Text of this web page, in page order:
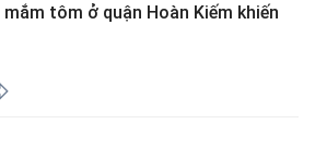
tôm ở quận Hoàn Kiếm khiến